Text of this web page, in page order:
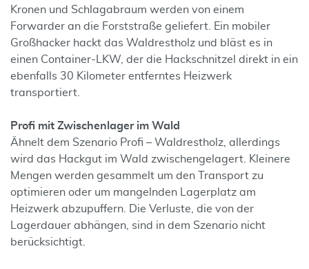
Kronen und Schlagabraum werden von einem
Forwarder an die Forststraße geliefert. Ein mobiler
Großhacker hackt das Waldrestholz und bläst es in
einen Container-LKW, der die Hackschnitzel direkt in ein
ebenfalls 30 Kilometer entferntes Heizwerk
transportiert.
Profi mit Zwischenlager im Wald
Ähnelt dem Szenario Profi – Waldrestholz, allerdings
wird das Hackgut im Wald zwischengelagert. Kleinere
Mengen werden gesammelt um den Transport zu
optimieren oder um mangelnden Lagerplatz am
Heizwerk abzupuffern. Die Verluste, die von der
Lagerdauer abhängen, sind in dem Szenario nicht
berücksichtigt.